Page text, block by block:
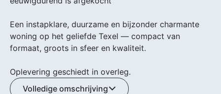
Een instapklare, duurzame en bijzonder charmante
woning op het geliefde Texel — compact van
formaat, groots in sfeer en kwaliteit.
Oplevering geschiedt in overleg.
Volledige omschrijving